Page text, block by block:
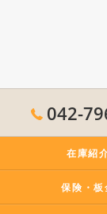
042-
在庫紹
保険・板